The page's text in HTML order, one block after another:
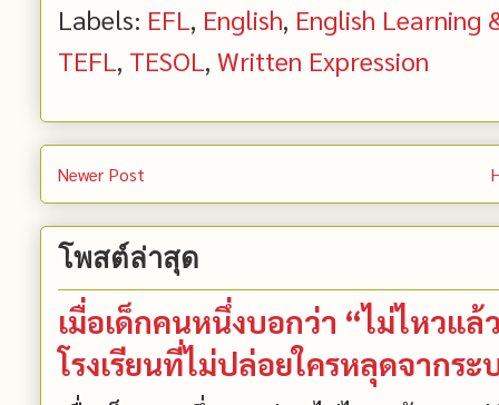
Labels: EFL , English, English Learning
TEFL , TESOL , Written Expression
Newer Post
โพสต์ล่าสุด
เมื่อเด็กคนหนึ่งบอกว่า “ไม่ไหวแ
โรงเรียนที่ไม่ปล่อยใครหลุดจากระ